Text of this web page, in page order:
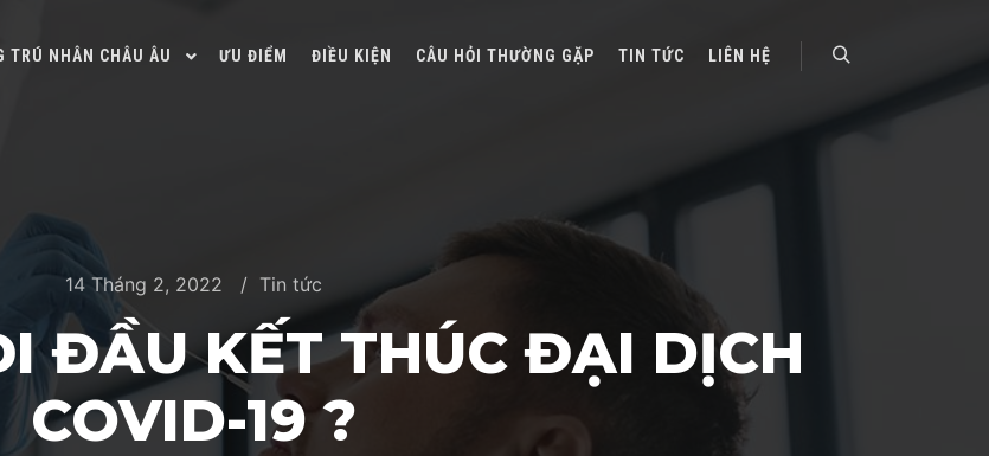
TRÚ NHÂN CHÂU ÂU ƯU ĐIỂM ĐIỀU KIỆN CÂU HỎI THƯỜNG GẶP TIN TỨC LIÊN HỆ
14 Tháng 2, 2022 Tin tức
ĐẦU KẾT THÚC ĐẠI DỊCH
COVID-19 ?